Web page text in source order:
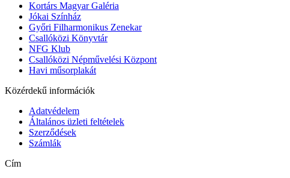
Kortárs Magyar Galéria
Jókai Színház
Győri Filharmonikus Zenekar
Csallóközi Könyvtár
NFG Klub
Csallóközi Népművelési Központ
Havi műsorplakát
Közérdekű információk
Adatvédelem
Általános üzleti feltételek
Szerződések
Számlák
Cím